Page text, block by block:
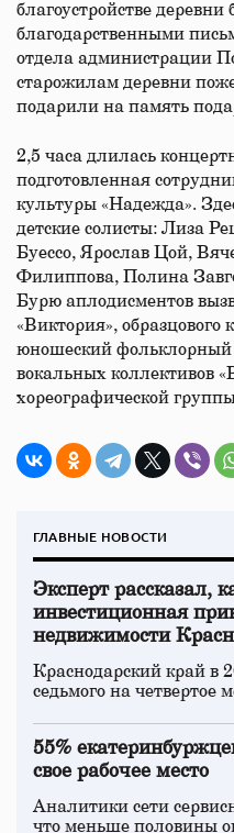
благоустройстве
благодарственными
отдела администрации
старожилам деревни
подарили на память
2,5 часа длилась
подготовленная
культуры «Надежда».
детские солисты: Лиза
Буессо, Ярослав Цой,
Филиппова, Полина
Бурю аплодисментов
«Виктория», образцового
юношеский фольклорный
вокальных коллективов
хореографической
ГЛАВНЫЕ НОВОСТИ
Эксперт рассказал,
инвестиционная
недвижимости
Краснодарский край в
седьмого на четвертое
55%
свое рабочее место
Аналитики сети
что меньше половины